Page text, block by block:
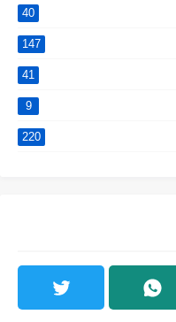
40
147
41
9
220